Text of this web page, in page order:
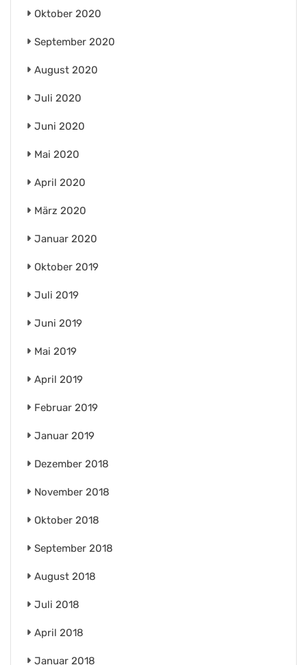
Oktober 2020
September 2020
August 2020
Juli 2020
Juni 2020
Mai 2020
April 2020
März 2020
Januar 2020
Oktober 2019
Juli 2019
Juni 2019
Mai 2019
April 2019
Februar 2019
Januar 2019
Dezember 2018
November 2018
Oktober 2018
September 2018
August 2018
Juli 2018
April 2018
Januar 2018